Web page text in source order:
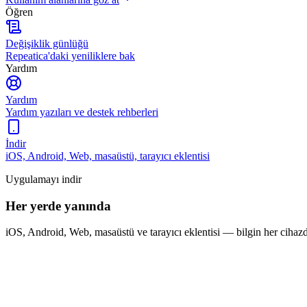
Öğren
Değişiklik günlüğü
Repeatica'daki yeniliklere bak
Yardım
Yardım
Yardım yazıları ve destek rehberleri
İndir
iOS, Android, Web, masaüstü, tarayıcı eklentisi
Uygulamayı indir
Her yerde yanında
iOS, Android, Web, masaüstü ve tarayıcı eklentisi — bilgin her